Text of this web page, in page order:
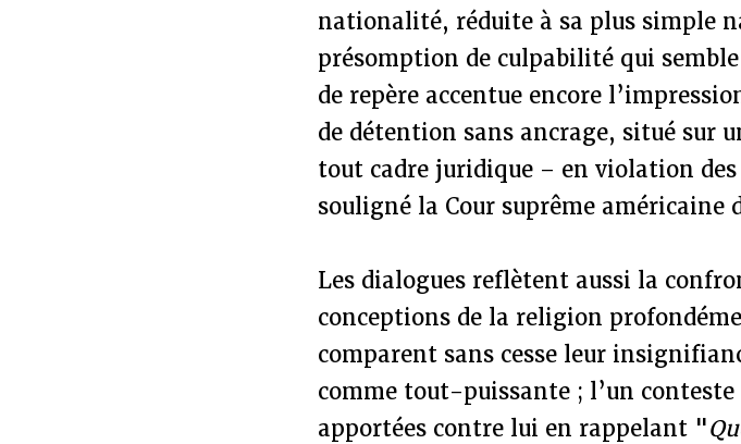
nationalité, réduite à sa plus simple
présomption de culpabilité qui
de repère accentue encore
de détention sans ancrage, situé sur
tout cadre juridique – en violation des
souligné la Cour suprême américaine
Les dialogues reflètent aussi la
conceptions de la religion
comparent sans cesse leur
comme tout-puissante ; l’un
apportées contre lui en rappelant "